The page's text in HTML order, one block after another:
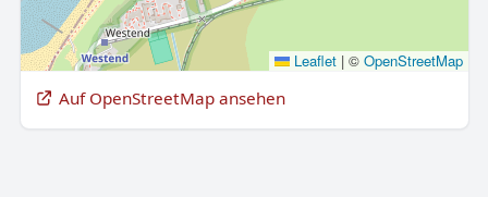
Leaflet |© OpenStreetMap
Auf OpenStreetMap ansehen